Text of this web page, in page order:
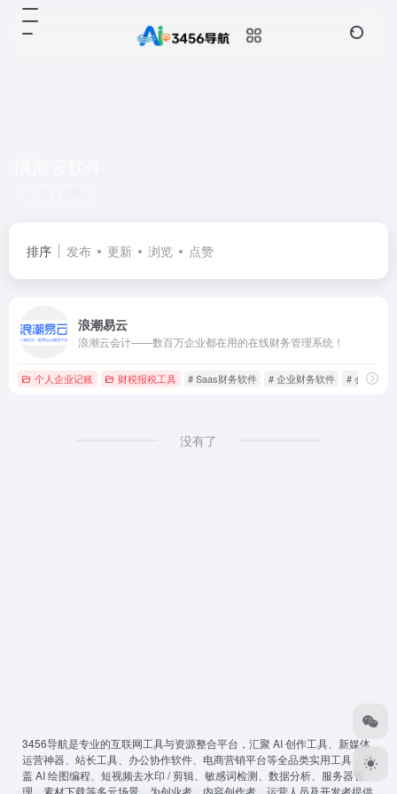
排序 发布 更新 浏览 点赞
浪潮易云
浪潮云会计——数百万企业都在用的在线财务管理系统！
个人企业记账 财税报税工具 # Saas财务软件 # 企业财务软件 # 会计记账
没有了
3456导航是专业的互联网工具与资源整合平台，汇聚 AI 创作工具、新媒体
运营神器、站长工具、办公协作软件、电商营销平台等全品类实用工具，覆
盖 AI 绘图编程、短视频去水印 / 剪辑、敏感词检测、数据分析、服务器管
理、素材下载等多元场景，为创业者、内容创作者、运营人员及开发者提供